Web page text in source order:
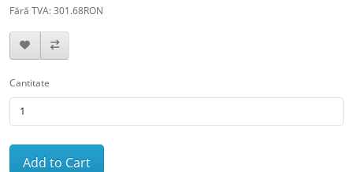
Fără TVA: 301.68RON
Cantitate
Add to Cart